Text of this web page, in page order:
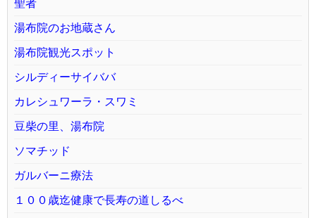
聖者
湯布院のお地蔵さん
湯布院観光スポット
シルディーサイババ
カレシュワーラ・スワミ
豆柴の里、湯布院
ソマチッド
ガルバーニ療法
１００歳迄健康で長寿の道しるべ